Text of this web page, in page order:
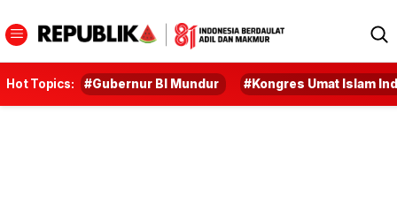
Hot Topics: #Gubernur BI Mundur #Kongres Umat Islam